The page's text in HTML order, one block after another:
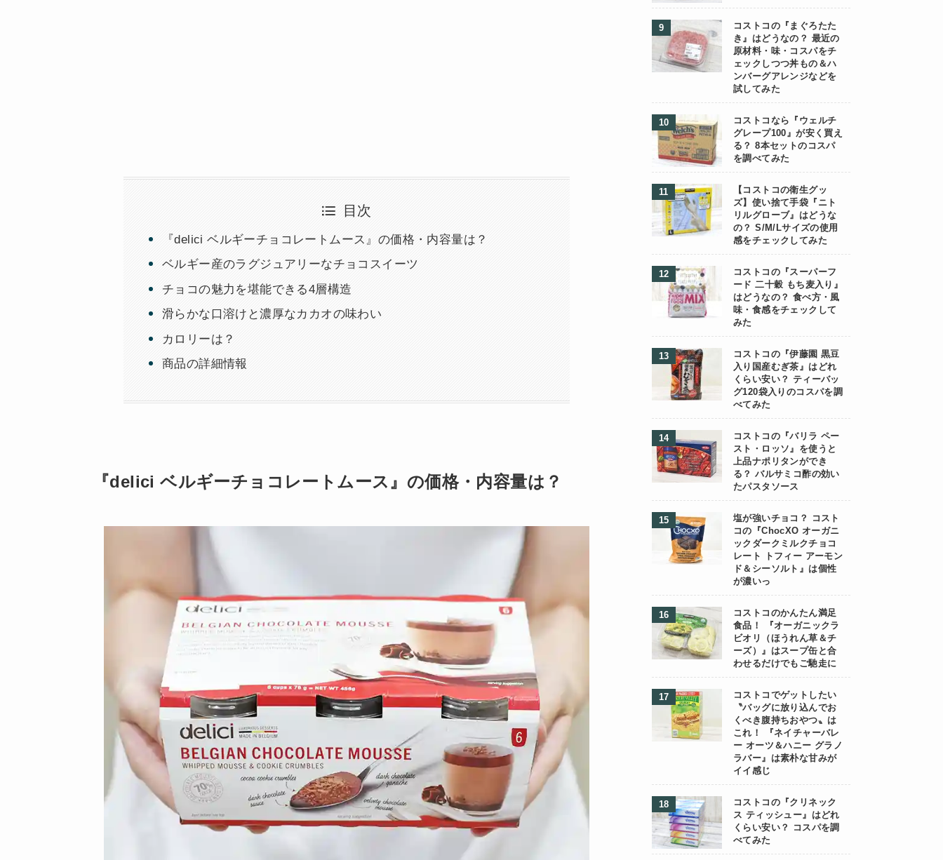
目次
『delici ベルギーチョコレートムース』の価格・内容量は？
ベルギー産のラグジュアリーなチョコスイーツ
チョコの魅力を堪能できる4層構造
滑らかな口溶けと濃厚なカカオの味わい
カロリーは？
商品の詳細情報
『delici ベルギーチョコレートムース』の価格・内容量は？
コストコの『まぐろたた
き』はどうなの？ 最近の
原材料・味・コスパをチ
ェックしつつ丼もの＆ハ
ンバーグアレンジなどを
試してみた
コストコなら『ウェルチ
グレープ100』が安く買え
る？ 8本セットのコスパ
を調べてみた
【コストコの衛生グッ
ズ】使い捨て手袋『ニト
リルグローブ』はどうな
の？ S/M/Lサイズの使用
感をチェックしてみた
コストコの『スーパーフ
ード 二十穀 もち麦入り』
はどうなの？ 食べ方・風
味・食感をチェックして
みた
コストコの『伊藤園 黒豆
入り国産むぎ茶』はどれ
くらい安い？ ティーバッ
グ120袋入りのコスパを調
べてみた
コストコの『バリラ ペー
スト・ロッソ』を使うと
上品ナポリタンができ
る？ バルサミコ酢の効い
たパスタソース
塩が強いチョコ？ コスト
コの『ChocXO オーガニ
ックダークミルクチョコ
レート トフィー アーモン
ド＆シーソルト』は個性
が濃いっ
コストコのかんたん満足
食品！ 『オーガニックラ
ビオリ（ほうれん草＆チ
ーズ）』はスープ缶と合
わせるだけでもご馳走に
コストコでゲットしたい
〝バッグに放り込んでお
くべき腹持ちおやつ〟は
これ！ 『ネイチャーバレ
ー オーツ＆ハニー グラノ
ラバー』は素朴な甘みが
イイ感じ
コストコの『クリネック
ス ティッシュー』はどれ
くらい安い？ コスパを調
べてみた